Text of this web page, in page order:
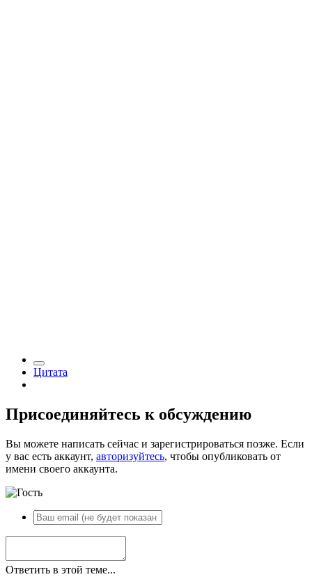
Цитата
Присоединяйтесь к обсуждению
Вы можете написать сейчас и зарегистрироваться позже. Если
у вас есть аккаунт, авторизуйтесь, чтобы опубликовать от
имени своего аккаунта.
Ответить в этой теме...